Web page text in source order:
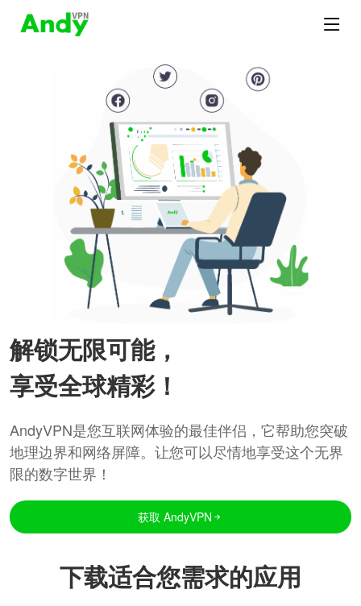
解锁无限可能，
享受全球精彩！
AndyVPN是您互联网体验的最佳伴侣，它帮助您突破
地理边界和网络屏障。让您可以尽情地享受这个无界
限的数字世界！
获取 AndyVPN
下载适合您需求的应用